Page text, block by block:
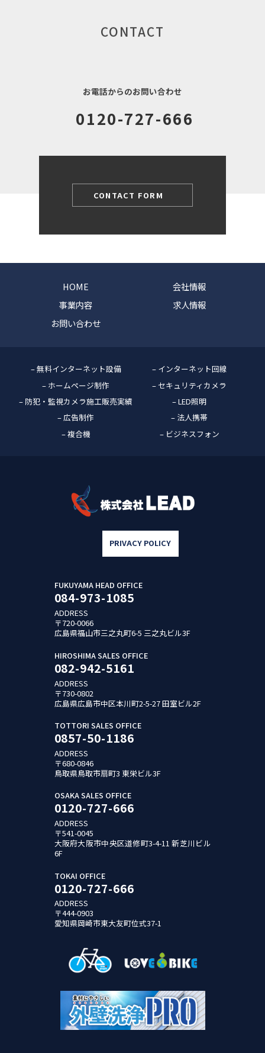
CONTACT
お電話からのお問い合わせ
0120-727-666
CONTACT FORM
HOME
会社情報
事業内容
求人情報
お問い合わせ
– 無料インターネット設備
– インターネット回線
– ホームページ制作
– セキュリティカメラ
– 防犯・監視カメラ施工販売実績
– LED照明
– 広告制作
– 法人携帯
– 複合機
– ビジネスフォン
PRIVACY POLICY
FUKUYAMA HEAD OFFICE
084-973-1085
ADDRESS
〒720-0066
広島県福山市三之丸町6-5 三之丸ビル3F
HIROSHIMA SALES OFFICE
082-942-5161
ADDRESS
〒730-0802
広島県広島市中区本川町2-5-27田室ビル2F
TOTTORI SALES OFFICE
0857-50-1186
ADDRESS
〒680-0846
鳥取県鳥取市扇町3 東栄ビル3F
OSAKA SALES OFFICE
0120-727-666
ADDRESS
〒541-0045
大阪府大阪市中央区道修町3-4-11新芝川ビル
6F
TOKAI OFFICE
0120-727-666
ADDRESS
〒444-0903
愛知県岡崎市東大友町位式37-1